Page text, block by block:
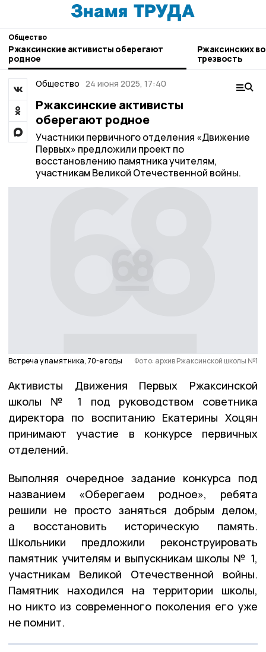
Общество
Ржаксинские активисты оберегают
родное
Ржаксинских
трезвость
Общество 24 июня 2025, 17:40
Ржаксинские активисты
оберегают родное
Участники первичного отделения «Движение
Первых» предложили проект по
восстановлению памятника учителям,
участникам Великой Отечественной войны.
Встреча у памятника, 70-е годы Фото: архив Ржаксинской школы №1
Активисты Движения Первых Ржаксинской
школы № 1 под руководством советника
директора по воспитанию Екатерины Хоцян
принимают участие в конкурсе первичных
отделений.
Выполняя очередное задание конкурса под
названием «Оберегаем родное», ребята
решили не просто заняться добрым делом,
а восстановить историческую память.
Школьники предложили реконструировать
памятник учителям и выпускникам школы № 1,
участникам Великой Отечественной войны.
Памятник находился на территории школы,
но никто из современного поколения его уже
не помнит.